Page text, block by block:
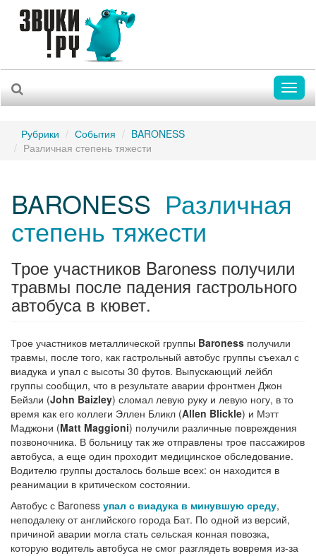
Рубрики События
BARONESS
Различная степень тяжести
BARONESS Различная
степень тяжести
Трое участников Baroness получили
травмы после падения гастрольного
автобуса в кювет.
Трое участников металлической группы Baroness получили
травмы, после того, как гастрольный автобус группы съехал с
виадука и упал с высоты 30 футов. Выпускающий лейбл
группы сообщил, что в результате аварии фронтмен Джон
Бейзли (John Baizley) сломал левую руку и левую ногу, в то
время как его коллеги Эллен Бликл (Allen Blickle) и Мэтт
Маджони (Matt Maggioni) получили различные повреждения
позвоночника. В больницу так же отправлены трое пассажиров
автобуса, а еще один проходит медицинское обследование.
Водителю группы досталось больше всех: он находится в
реанимации в критическом состоянии.
Автобус с Baroness упал с виадука в минувшую среду,
неподалеку от английского города Бат. По одной из версий,
причиной аварии могла стать сельская конная повозка,
которую водитель автобуса не смог разглядеть вовремя из-за